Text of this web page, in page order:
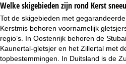
Welke skigebieden zijn rond Kerst
Tot de skigebieden met
Kerstmis behoren voornamelijk
regio’s. In Oostenrijk behoren de
Kaunertal-gletsjer en het Zillertal met
topbestemmingen. In Duitsland is de